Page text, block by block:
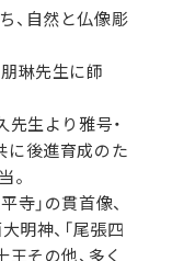
、自然と仏像彫
琳先生に師
生より雅号・
に後進育成のた
。
寺」の貫首像、
明神、「尾張四
王その他、多く